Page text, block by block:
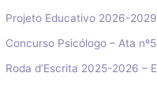
Projeto Educativo 2026-2029
Concurso Psicólogo – Ata nº5
Roda d’Escrita 2025-2026 –